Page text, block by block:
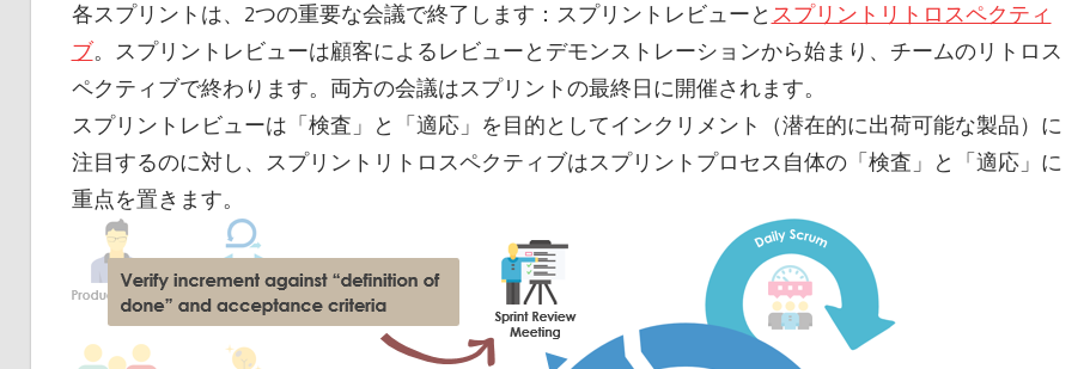
各スプリントは、2つの重要な会議で終了します：スプリントレビューと スプリントリトロスペクティ
ブ。スプリントレビューは顧客によるレビューとデモンストレーションから始まり、チームのリトロス
ペクティブで終わります。両方の会議はスプリントの最終日に開催されます。
スプリントレビューは「検査」と「適応」を目的としてインクリメント（潜在的に出荷可能な製品）に
注目するのに対し、スプリントリトロスペクティブはスプリントプロセス自体の「検査」と「適応」に
重点を置きます。